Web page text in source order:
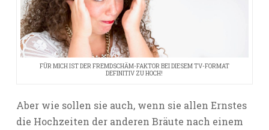
FÜR MICH IST DER FREMDSCHÄM-FAKTOR BEI DIESEM TV-FORMAT
DEFINITIV ZU HOCH!
Aber wie sollen sie auch, wenn sie allen Ernstes
die Hochzeiten der anderen Bräute nach einem